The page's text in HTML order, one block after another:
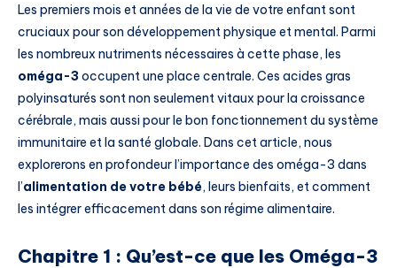
Les premiers mois et années de la vie de votre enfant sont
cruciaux pour son développement physique et mental. Parmi
les nombreux nutriments nécessaires à cette phase, les
oméga-3occupent une place centrale. Ces acides gras
polyinsaturés sont non seulement vitaux pour la croissance
cérébrale, mais aussi pour le bon fonctionnement du système
immunitaire et la santé globale. Dans cet article, nous
explorerons en profondeur l’importance des oméga-3 dans
l’alimentation de votre bébé, leurs bienfaits, et comment
les intégrer efficacement dans son régime alimentaire.
Chapitre 1 : Qu’est-ce que les Oméga-3